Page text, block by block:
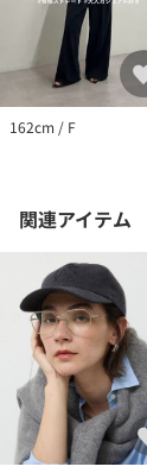
162cm / F
関連アイテム